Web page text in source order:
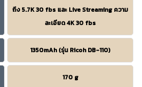
ถึง 5.7K 30 fbs และ Live Streaming ความ
ละเอียด 4K 30 fbs
1350mAh (รุ่น Ricoh DB-110)
170 g